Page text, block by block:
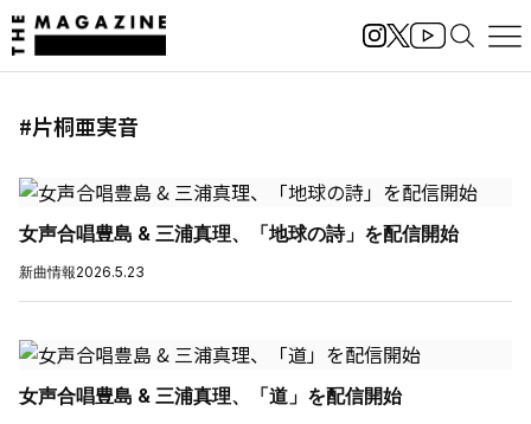
#片桐亜実音
女声合唱豊島 & 三浦真理、「地球の詩」を配信開始
新曲情報2026.5.23
女声合唱豊島 & 三浦真理、「道」を配信開始